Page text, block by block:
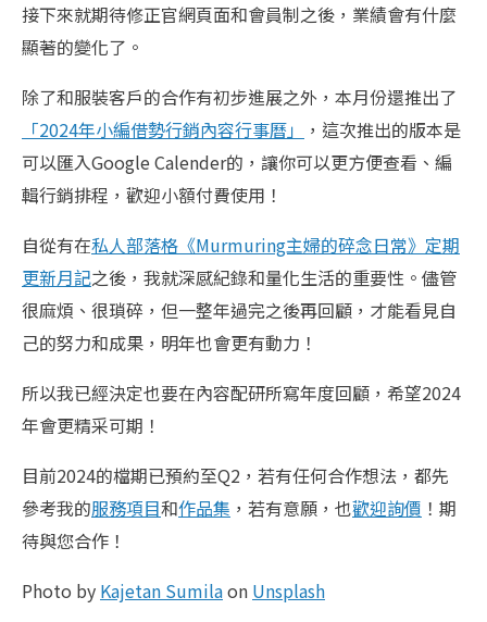
接下來就期待修正官網頁面和會員制之後，業績會有什麼
顯著的變化了。
除了和服裝客戶的合作有初步進展之外，本月份還推出了
「2024年小編借勢行銷內容行事曆」
，這次推出的版本是
可以匯入Google Calender的，讓你可以更方便查看、編
輯行銷排程，歡迎小額付費使用！
自從有在私人部落格《Murmuring主婦的碎念日常》定期
更新月記之後，我就深感紀錄和量化生活的重要性。儘管
很麻煩、很瑣碎，但一整年過完之後再回顧，才能看見自
己的努力和成果，明年也會更有動力！
所以我已經決定也要在內容配研所寫年度回顧，希望2024
年會更精采可期！
目前2024的檔期已預約至Q2，若有任何合作想法，都先
參考我的服務項目和作品集 ，若有意願，也歡迎詢價 ！期
待與您合作！
Photo by Kajetan Sumilaon Unsplash